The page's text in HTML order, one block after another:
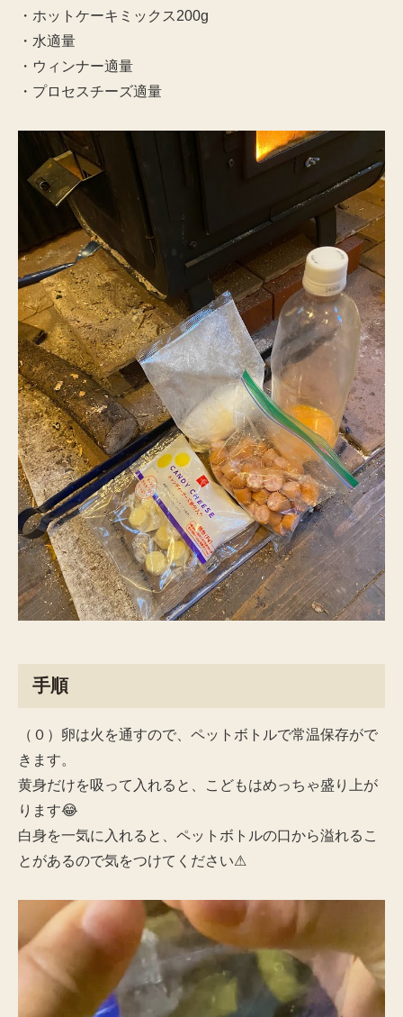
・ホットケーキミックス200g
・水適量
・ウィンナー適量
・プロセスチーズ適量
手順
（０）卵は火を通すので、ペットボトルで常温保存がで
きます。
黄身だけを吸って入れると、こどもはめっちゃ盛り上が
ります😂
白身を一気に入れると、ペットボトルの口から溢れるこ
とがあるので気をつけてください⚠